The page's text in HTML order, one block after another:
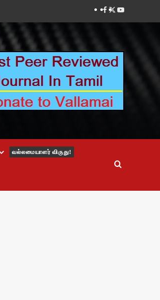
Facebook
TwitterYoutube
வல்லமையாளர் விருது!